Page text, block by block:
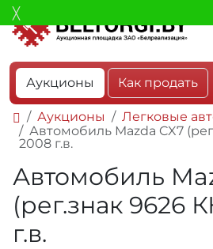
Аукционы Как продать
Аукционы
Легковые
Автомобиль Mazda CX7
2008 г.в.
Автомобиль
(рег.знак 9626
г.в.